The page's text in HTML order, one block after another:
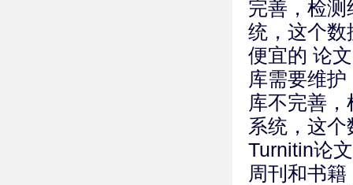
完善，检
统，这个数
便宜的 论
库需要维
库不完善
系统，这
Turnitin论
周刊和书